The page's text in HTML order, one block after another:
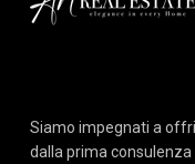
Siamo impegnati a
dalla prima consulenza